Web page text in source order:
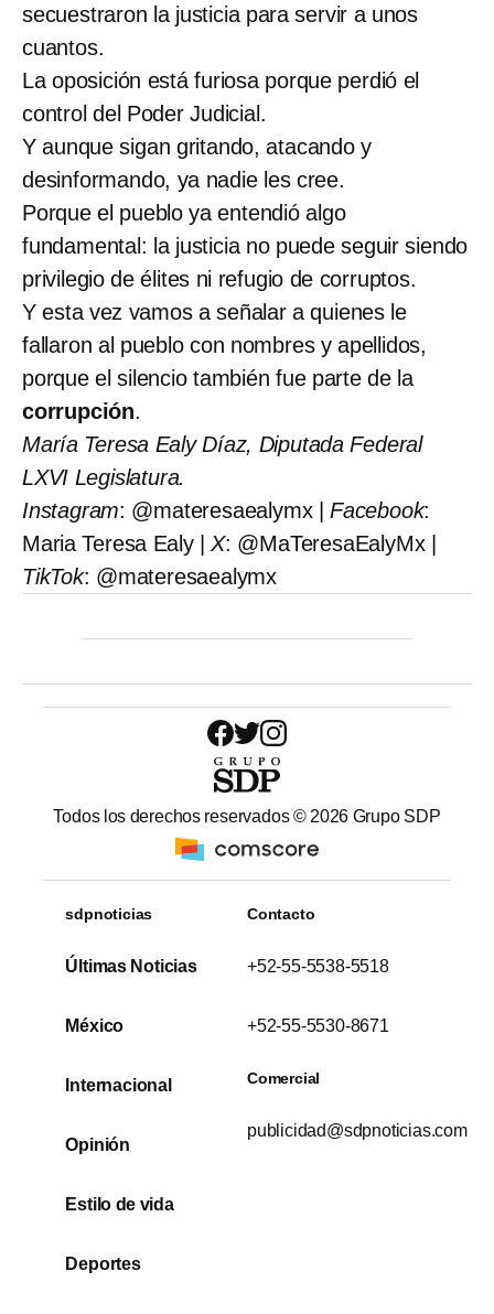
secuestraron la justicia para servir a unos
cuantos.
La oposición está furiosa porque perdió el
control del Poder Judicial.
Y aunque sigan gritando, atacando y
desinformando, ya nadie les cree.
Porque el pueblo ya entendió algo
fundamental: la justicia no puede seguir siendo
privilegio de élites ni refugio de corruptos.
Y esta vez vamos a señalar a quienes le
fallaron al pueblo con nombres y apellidos,
porque el silencio también fue parte de la
corrupción.
María Teresa Ealy Díaz, Diputada Federal
LXVI Legislatura.
Instagram: @materesaealymx |Facebook:
Maria Teresa Ealy |
X: @MaTeresaEalyMx |
TikTok: @materesaealymx
Todos los derechos reservados © 2026 Grupo SDP
sdpnoticias
Últimas Noticias
México
Internacional
Opinión
Estilo de vida
Deportes
Contacto
+52-55-5538-5518
+52-55-5530-8671
Comercial
publicidad@sdpnoticias.com